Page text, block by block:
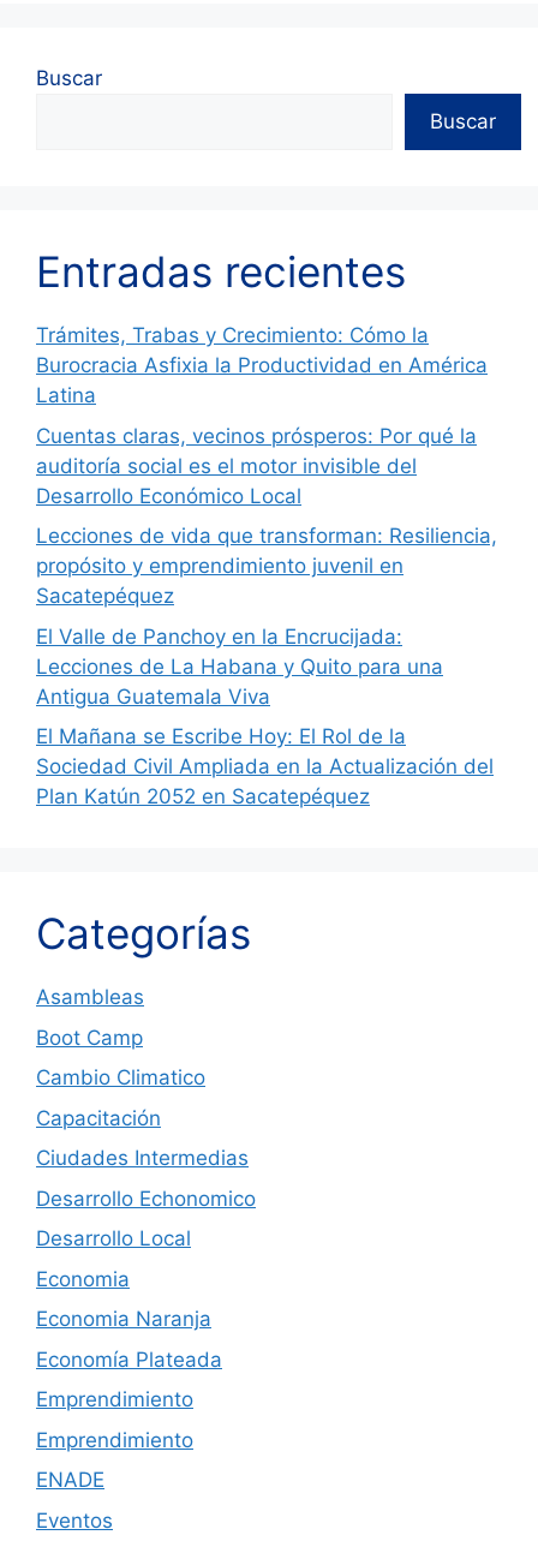
Buscar
Buscar
Entradas recientes
Trámites, Trabas y Crecimiento: Cómo la
Burocracia Asfixia la Productividad en América
Latina
Cuentas claras, vecinos prósperos: Por qué la
auditoría social es el motor invisible del
Desarrollo Económico Local
Lecciones de vida que transforman: Resiliencia,
propósito y emprendimiento juvenil en
Sacatepéquez
El Valle de Panchoy en la Encrucijada:
Lecciones de La Habana y Quito para una
Antigua Guatemala Viva
El Mañana se Escribe Hoy: El Rol de la
Sociedad Civil Ampliada en la Actualización del
Plan Katún 2052 en Sacatepéquez
Categorías
Asambleas
Boot Camp
Cambio Climatico
Capacitación
Ciudades Intermedias
Desarrollo Echonomico
Desarrollo Local
Economia
Economia Naranja
Economía Plateada
Emprendimiento
Emprendimiento
ENADE
Eventos